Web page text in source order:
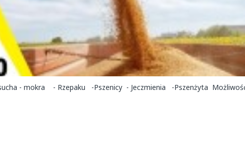
- mokra - Rzepaku -Pszenicy - Jeczmienia -Pszenżyta